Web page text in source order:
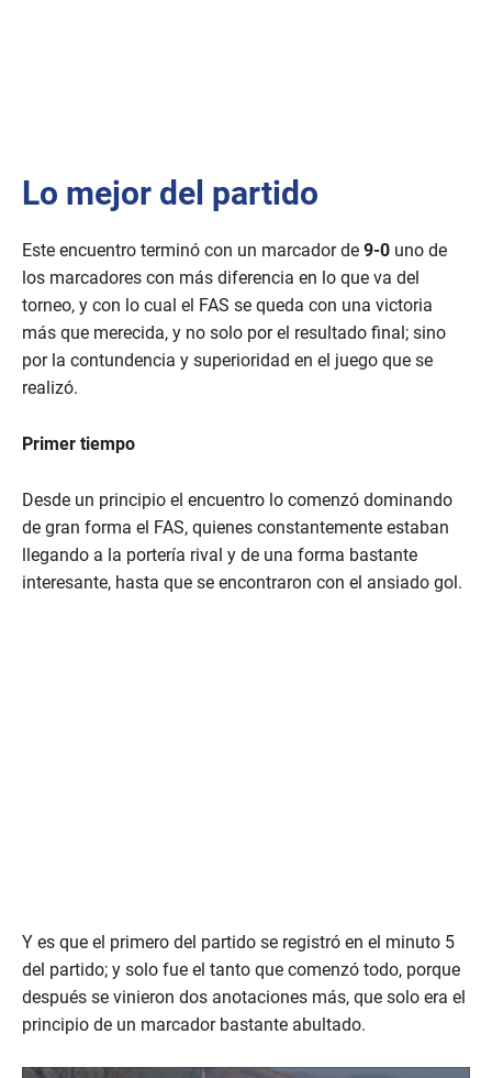
Lo mejor del partido
Este encuentro terminó con un marcador de 9-0 uno de
los marcadores con más diferencia en lo que va del
torneo, y con lo cual el FAS se queda con una victoria
más que merecida, y no solo por el resultado final; sino
por la contundencia y superioridad en el juego que se
realizó.
Primer tiempo
Desde un principio el encuentro lo comenzó dominando
de gran forma el FAS, quienes constantemente estaban
llegando a la portería rival y de una forma bastante
interesante, hasta que se encontraron con el ansiado gol.
Y es que el primero del partido se registró en el minuto 5
del partido; y solo fue el tanto que comenzó todo, porque
después se vinieron dos anotaciones más, que solo era el
principio de un marcador bastante abultado.